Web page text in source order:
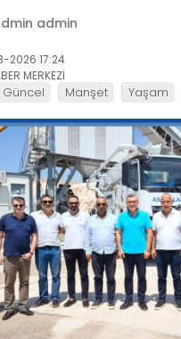
admin
2026 17:24
MERKEZİ
Güncel Manşet Yaşam